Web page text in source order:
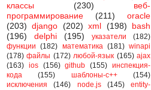
классы
(230)
веб-
программирование
(211)
oracle
(203) django (202) xml (198)
bash
(196)
delphi (195) указатели
(182)
функции (182) математика (181) winapi
(178) файлы (172) любой-язык (165) ajax
(163) ios (156) github (155) инспекция-
кода
(155) шаблоны-с++
(154)
исключения
(146) node.js (145)
entity-